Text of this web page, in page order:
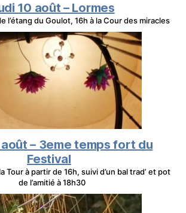
10 août – Lormes
l’étang du Goulot, 16h à la Cour des miracles
– 3eme temps fort du
Festival
Tour à partir de 16h, suivi d’un bal trad’ et pot
de l’amitié à 18h30